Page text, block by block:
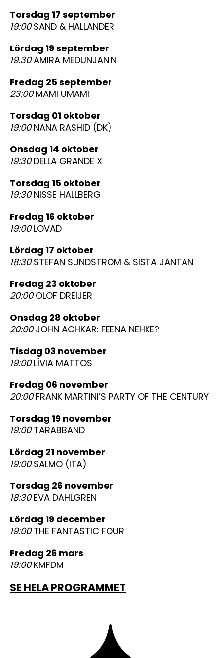
torsdag 17 september
19:00SAND & HALLANDER
lördag 19 september
19.30AMIRA MEDUNJANIN
fredag 25 september
23:00MAMI UMAMI
torsdag 01 oktober
19:00NANA RASHID (DK)
onsdag 14 oktober
19:30DELLA GRANDE X
torsdag 15 oktober
19:30NISSE HALLBERG
fredag 16 oktober
19:00LOVAD
lördag 17 oktober
18:30STEFAN SUNDSTRÖM & SISTA JÄNTAN
fredag 23 oktober
20:00OLOF DREIJER
onsdag 28 oktober
20:00JOHN ACHKAR: FEENA NEHKE?
tisdag 03 november
19:00LÍVIA MATTOS
fredag 06 november
20:00FRANK MARTINI’S PARTY OF THE CENTURY
torsdag 19 november
19:00TARABBAND
lördag 21 november
19:00SALMO (ITA)
torsdag 26 november
18:30EVA DAHLGREN
lördag 19 december
19:00THE FANTASTIC FOUR
fredag 26 mars
19:00KMFDM
SE HELA PROGRAMMET